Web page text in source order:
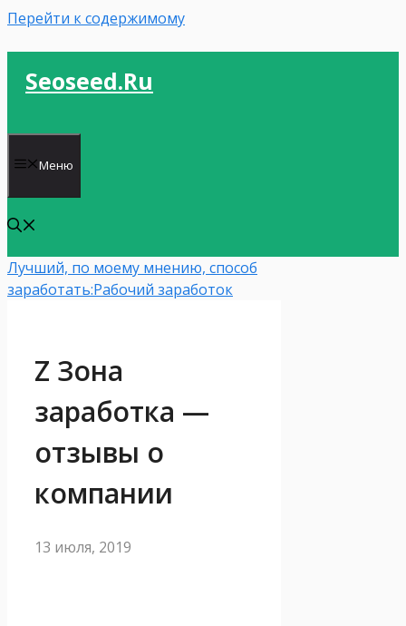
Перейти к содержимому
Seoseed.ru
Меню
Лучший, по моему мнению, способ
заработать:Рабочий заработок
Z Зона
заработка —
отзывы о
компании
13 июля, 2019